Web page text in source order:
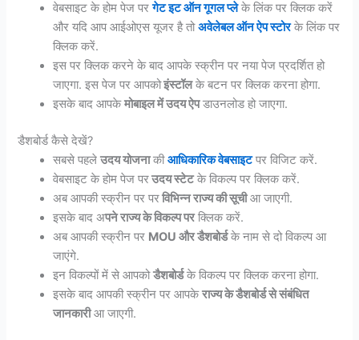
वेबसाइट के होम पेज परगेट इट ऑन गूगल प्लेके लिंक पर क्लिक करें
और यदि आप आईओएस यूजर है तोअवेलेबल ऑन ऐप स्टोरके लिंक पर
क्लिक करें.
इस पर क्लिक करने के बाद आपके स्क्रीन पर नया पेज प्रदर्शित हो
जाएगा. इस पेज पर आपकोइंस्टॉलके बटन पर क्लिक करना होगा.
इसके बाद आपकेमोबाइल में उदय ऐपडाउनलोड हो जाएगा.
डैशबोर्ड कैसे देखें?
सबसे पहलेउदय योजनाकीआधिकारिक वेबसाइटपर विजिट करें.
वेबसाइट के होम पेज परउदय स्टेटके विकल्प पर क्लिक करें.
अब आपकी स्क्रीन पर परविभिन्न राज्य की सूचीआ जाएगी.
इसके बाद अपने राज्य के विकल्प परक्लिक करें.
अब आपकी स्क्रीन पर MOU और डैशबोर्डके नाम से दो विकल्प आ
जाएंगे.
इन विकल्पों में से आपकोडैशबोर्डके विकल्प पर क्लिक करना होगा.
इसके बाद आपकी स्क्रीन पर आपकेराज्य के डैशबोर्ड से संबंधित
जानकारीआ जाएगी.